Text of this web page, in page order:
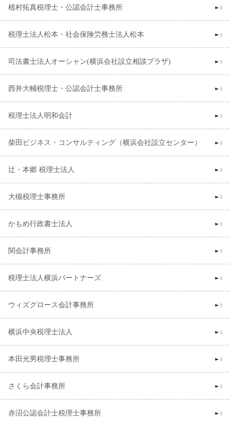
植村拓真税理士・公認会計士事務所
税理士法人松本・社会保険労務士法人松本
司法書士法人オーシャン(横浜会社設立相談プラザ)
西井大輔税理士・公認会計士事務所
税理士法人明和会計
柴田ビジネス・コンサルティング（横浜会社設立センター）
辻・本郷 税理士法人
大槻税理士事務所
かもめ行政書士法人
関会計事務所
税理士法人横浜パートナーズ
ウィズグロース会計事務所
横浜中央税理士法人
本田光男税理士事務所
さくら会計事務所
赤沼公認会計士税理士事務所